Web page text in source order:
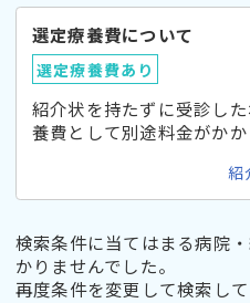
選定療養費について
選定療養費あり
紹介状を持たずに受診し
養費として別途料金がかか
紹
検索条件に当てはまる病院
かりませんでした。
再度条件を変更して検索して